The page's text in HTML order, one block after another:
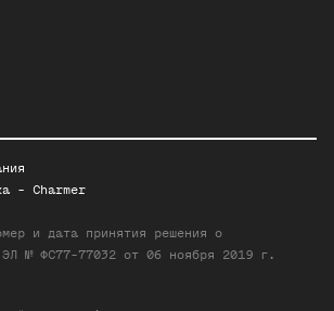
- Charmer
и дата принятия решения о
ЭЛ № ФС77-77032 от 06 ноября 2019 г.